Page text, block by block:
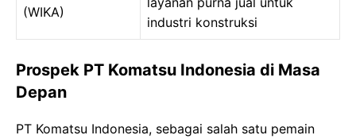
(WIKA)
industri konstruksi
Prospek PT Komatsu Indonesia di Masa
Depan
PT Komatsu Indonesia, sebagai salah satu pemain